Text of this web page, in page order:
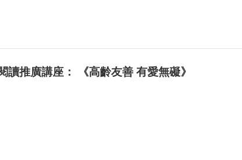
推廣講座： 《高齡友善 有愛無礙》